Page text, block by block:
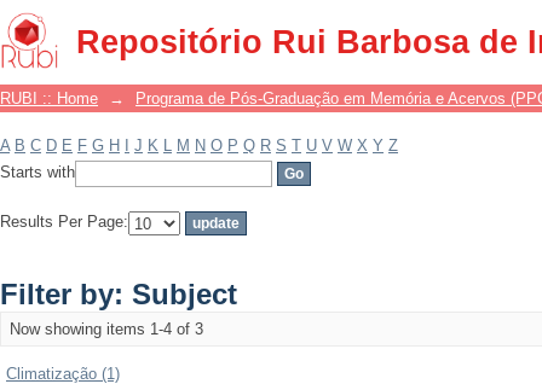
Repositório Rui Barbosa de
Filter by: Subject
RUBI :: Home → Programa de Pós-Graduação em Memória e Acervos
A B C D E F G H J K L M N O P Q R S T U V W X Y Z
Starts with
Results Per Page:
Filter by: Subject
Now showing items 1-4 of 3
Climatização (1)